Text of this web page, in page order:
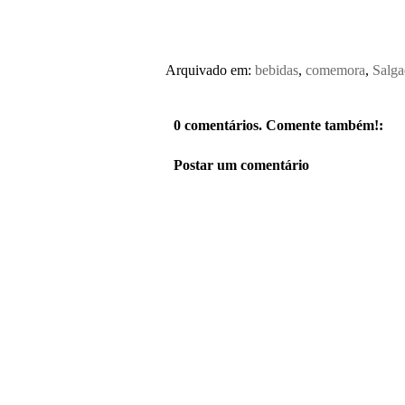
Arquivado em: bebidas, comemora,
0 comentários. Comente também!:
Postar um comentário